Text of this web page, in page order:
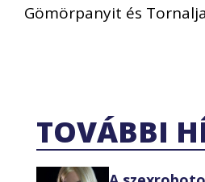
Gömörpanyit és
TOVÁBBI